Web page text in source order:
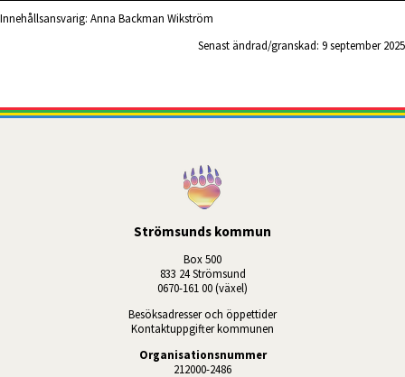
Innehållsansvarig: Anna Backman Wikström
Senast ändrad/granskad: 9 september 2025
Strömsunds kommun
Box 500
833 24 Strömsund
0670-161 00 (växel)
Besöksadresser och öppettider
Kontaktuppgifter kommunen
Organisationsnummer
212000-2486